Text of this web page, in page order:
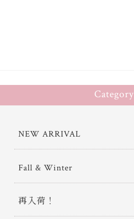
Category
NEW ARRIVAL
Fall & Winter
再入荷！